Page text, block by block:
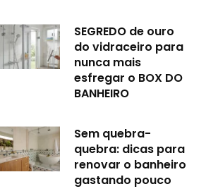
SEGREDO de ouro
do vidraceiro para
nunca mais
esfregar o BOX DO
BANHEIRO
Sem quebra-
quebra: dicas para
renovar o banheiro
gastando pouco